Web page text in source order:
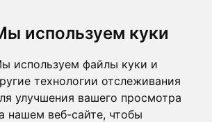
используем куки
используем файлы куки и
технологии отслеживания
улучшения вашего просмотра
нашем веб-сайте, чтобы
лапша
Ширатаки
быстрого приготовления